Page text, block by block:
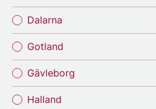
Dalarna
Gotland
Gävleborg
Halland